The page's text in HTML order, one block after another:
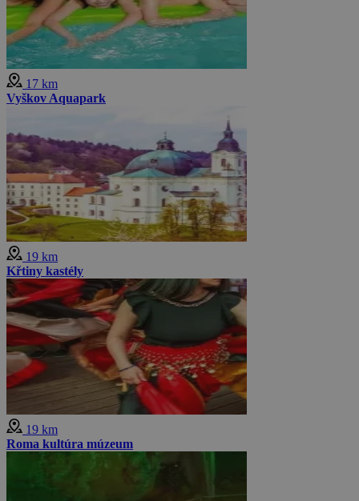
17 km
Vyškov Aquapark
19 km
Křtiny kastély
19 km
Roma kultúra múzeum